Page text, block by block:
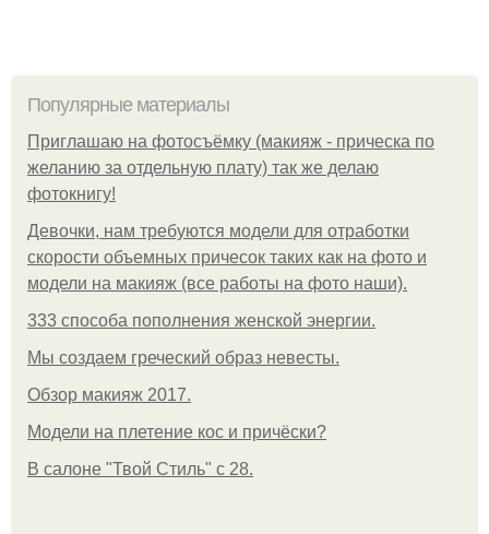
Популярные материалы
Приглашаю на фотосъёмку (макияж - прическа по
желанию за отдельную плату) так же делаю
фотокнигу!
Девочки, нам требуются модели для отработки
скорости объемных причесок таких как на фото и
модели на макияж (все работы на фото наши).
333 способа пополнения женской энергии.
Мы создаем греческий образ невесты.
Обзор макияж 2017.
Модели на плетение кос и причёски?
В салоне "Твой Стиль" с 28.